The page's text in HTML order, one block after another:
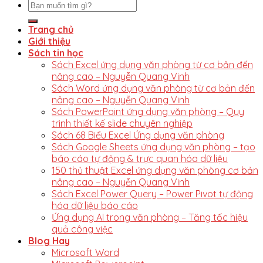
Trang chủ
Giới thiệu
Sách tin học
Sách Excel ứng dụng văn phòng từ cơ bản đến
nâng cao – Nguyễn Quang Vinh
Sách Word ứng dụng văn phòng từ cơ bản đến
nâng cao – Nguyễn Quang Vinh
Sách PowerPoint ứng dụng văn phòng – Quy
trình thiết kế slide chuyên nghiệp
Sách 68 Biểu Excel Ứng dụng văn phòng
Sách Google Sheets ứng dụng văn phòng – tạo
báo cáo tự động & trực quan hóa dữ liệu
150 thủ thuật Excel ứng dụng văn phòng cơ bản
nâng cao – Nguyễn Quang Vinh
Sách Excel Power Query – Power Pivot tự động
hóa dữ liệu báo cáo
Ứng dụng AI trong văn phòng – Tăng tốc hiệu
quả công việc
Blog Hay
Microsoft Word